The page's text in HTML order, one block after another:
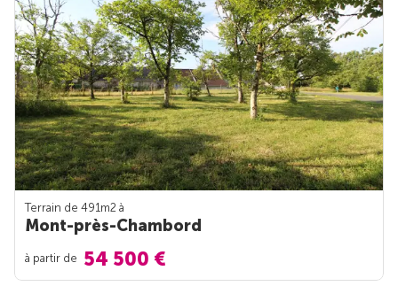
Terrain de 491m2 à
Mont-près-Chambord
à partir de 54 500 €